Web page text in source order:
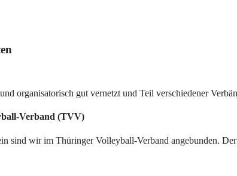
organisatorisch gut vernetzt und Teil verschiedener
Verband (TVV)
sind wir im Thüringer Volleyball-Verband angebunden.